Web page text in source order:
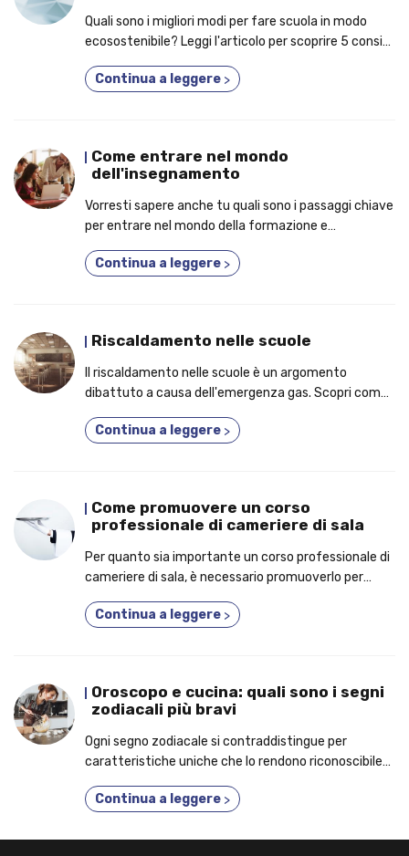
Quali sono i migliori modi per fare scuola in modo
ecosostenibile? Leggi l'articolo per scoprire 5 consigli
Continua a leggere >
Come entrare nel mondo
dell'insegnamento
Vorresti sapere anche tu quali sono i passaggi chiave
per entrare nel mondo della formazione e
Continua a leggere >
Riscaldamento nelle scuole
Il riscaldamento nelle scuole è un argomento
dibattuto a causa dell'emergenza gas. Scopri come
Continua a leggere >
Come promuovere un corso
professionale di cameriere di sala
Per quanto sia importante un corso professionale di
cameriere di sala, è necessario promuoverlo per
Continua a leggere >
Oroscopo e cucina: quali sono i segni
zodiacali più bravi
Ogni segno zodiacale si contraddistingue per
caratteristiche uniche che lo rendono riconoscibile
Continua a leggere >